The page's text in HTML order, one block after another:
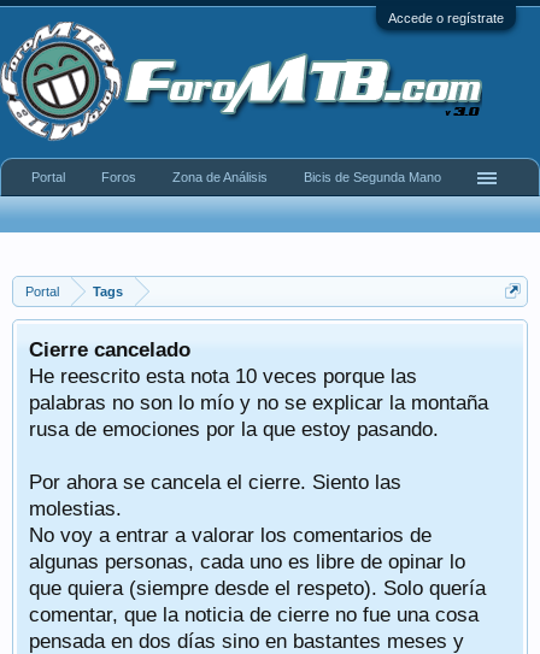
Accede o regístrate
Portal Tags
Cierre cancelado
He reescrito esta nota 10 veces porque las
palabras no son lo mío y no se explicar la montaña
rusa de emociones por la que estoy pasando.
Por ahora se cancela el cierre. Siento las
molestias.
No voy a entrar a valorar los comentarios de
algunas personas, cada uno es libre de opinar lo
que quiera (siempre desde el respeto). Solo quería
comentar, que la noticia de cierre no fue una cosa
pensada en dos días sino en bastantes meses y
Portal Foros Zona de Análisis Bicis de Segunda Mano